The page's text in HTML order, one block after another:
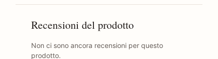
Recensioni del prodotto
Non ci sono ancora recensioni per questo
prodotto.